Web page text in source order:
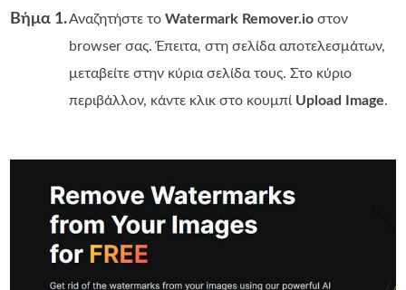
Βήμα 1.Αναζητήστε τοWatermark Remover.io στον
browser σας. Έπειτα, στη σελίδα αποτελεσμάτων,
μεταβείτε στην κύρια σελίδα τους. Στο κύριο
περιβάλλον, κάντε κλικ στο κουμπί Upload Image.